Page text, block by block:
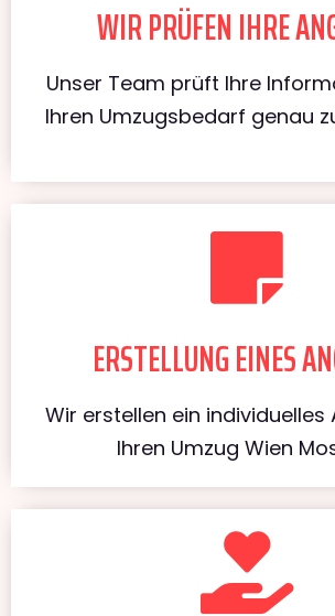
WIR PRÜFEN IHRE
Unser Team prüft Ihre
Ihren Umzugsbedarf genau
ERSTELLUNG EINES
Wir erstellen ein
Ihren Umzug Wien